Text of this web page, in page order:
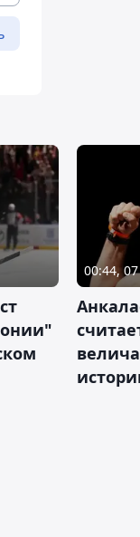
00:44,